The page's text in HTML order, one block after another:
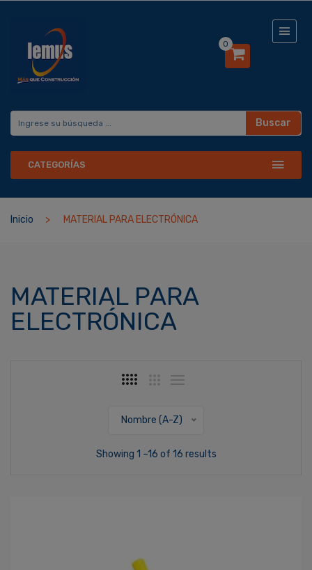
0
Buscar
CATEGORÍAS
Inicio MATERIAL PARA ELECTRÓNICA
MATERIAL PARA
ELECTRÓNICA
Nombre (A-Z)
Showing 1 –16 of 16 results